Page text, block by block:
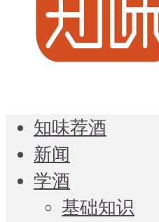
知味荐酒
新闻
学酒
基础知识